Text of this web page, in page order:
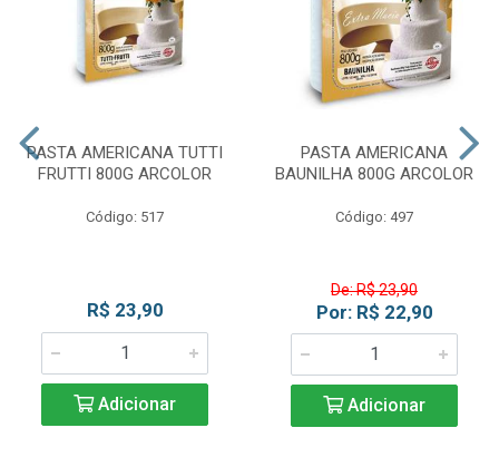
PASTA AMERICANA TUTTI
FRUTTI 800G ARCOLOR
Código: 517
R$ 23,90
Adicionar
PASTA AMERICANA
BAUNILHA 800G ARCOLOR
Código: 497
De: R$ 23,90
Por: R$ 22,90
Adicionar